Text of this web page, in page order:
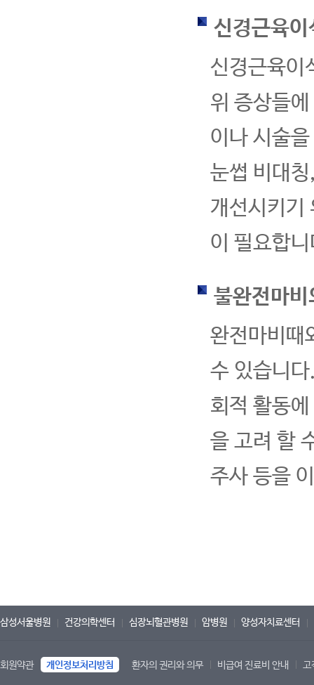
신경근육
신경근육이
위 증상들
이나 시술
눈썹 비대
개선시키기
이 필요합
불완전마
완전마비때
수 있습니
회적 활동
을 고려 할
주사 등을
삼성서울병원 건강의학센터 심장뇌혈관병원 암병원 양성자치료센터
회원약관 개인정보처리방침 환자의 권리와 의무 비급여 진료비 안내 고